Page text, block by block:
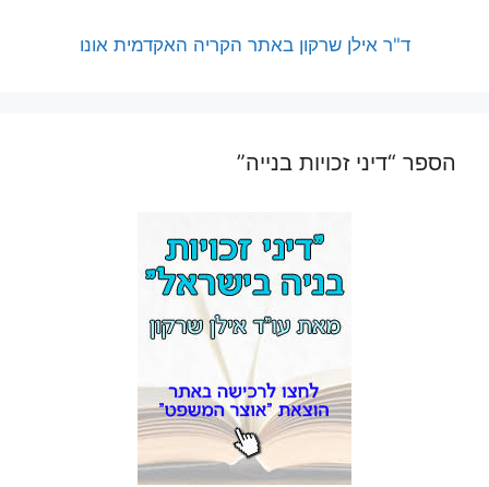
ד"ר אילן שרקון באתר הקריה האקדמית אונו
הספר “דיני זכויות בנייה”